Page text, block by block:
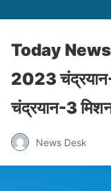
Today
2023
चंद्रयान-3
News Desk